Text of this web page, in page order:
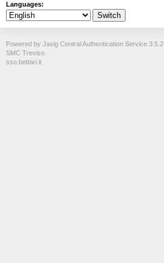
Languages:
Powered by Jasig Central Authentication Service 3.5.2
SMC Treviso
sso.bettari.it